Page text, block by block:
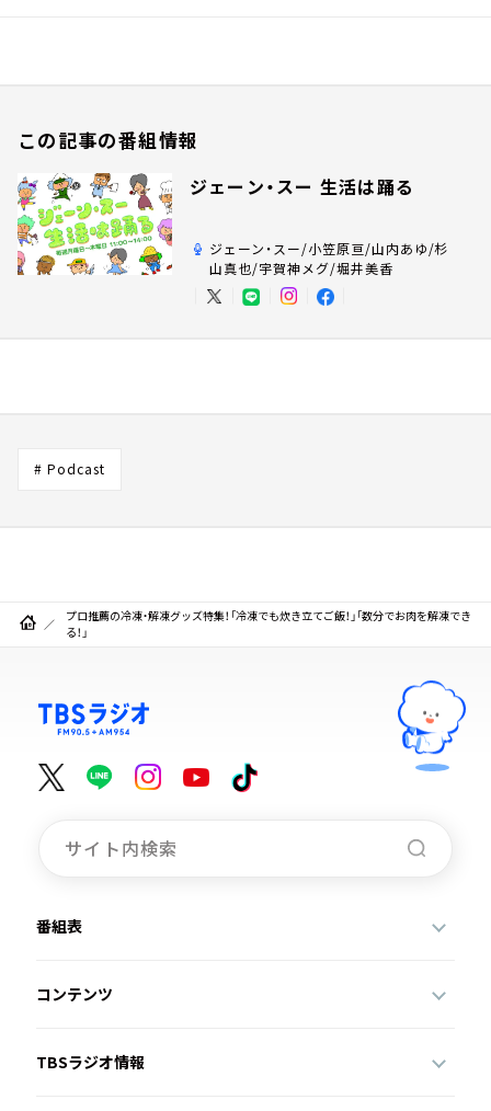
この記事の番組情報
ジェーン・スー 生活は踊る
ジェーン・スー/小笠原亘/山内あゆ/杉
山真也/宇賀神メグ/堀井美香
# Podcast
プロ推薦の冷凍・解凍グッズ特集！「冷凍でも炊き立てご飯！」「数分でお肉を解凍でき
る！」
番組表
コンテンツ
TBSラジオ情報